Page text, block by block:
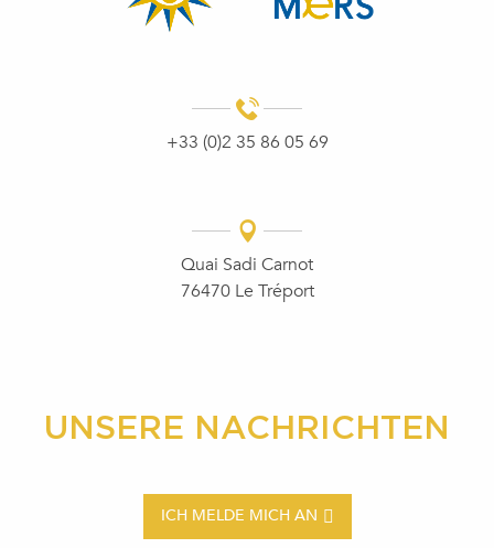
+33 (0)2 35 86 05 69
Quai Sadi Carnot
76470 Le Tréport
UNSERE NACHRICHTEN
ICH MELDE MICH AN